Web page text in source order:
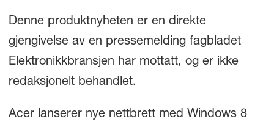
Denne produktnyheten er en direkte
gjengivelse av en pressemelding fagbladet
Elektronikkbransjen har mottatt, og er ikke
redaksjonelt behandlet.
Acer lanserer nye nettbrett med Windows 8